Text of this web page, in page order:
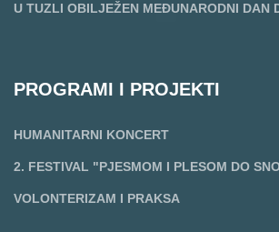
U TUZLI OBILJEŽEN MEĐUNARODNI DAN
PROGRAMI I PROJEKTI
HUMANITARNI KONCERT
2. FESTIVAL "PJESMOM I PLESOM DO
VOLONTERIZAM I PRAKSA